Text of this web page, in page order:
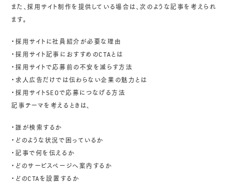
また、採用サイト制作を提供している場合は、次のような記事を考えられ
ます。
・採用サイトに社員紹介が必要な理由
・採用サイト記事におすすめのCTAとは
・採用サイトで応募前の不安を減らす方法
・求人広告だけでは伝わらない企業の魅力とは
・採用サイトSEOで応募につなげる方法
記事テーマを考えるときは、
・誰が検索するか
・どのような状況で困っているか
・記事で何を伝えるか
・どのサービスページへ案内するか
・どのCTAを設置するか